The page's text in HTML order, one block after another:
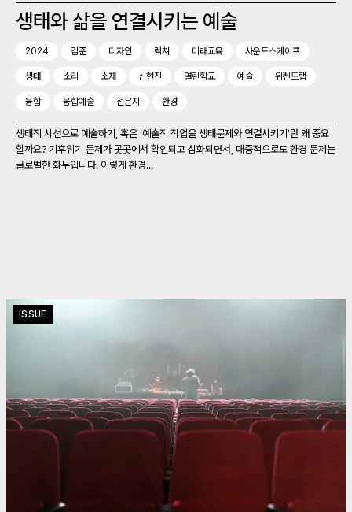
생태와 삶을 연결시키는 예술
2024 김준 디자인 렉쳐 미래교육 사운드스케이프
생태 소리 소재 신현진 열린학교 예술 위켄드랩
융합 융합예술 전은지 환경
생태적 시선으로 예술하기, 혹은 ‘예술적 작업을 생태문제와 연결시키기’란 왜 중요
할까요? 기후위기 문제가 곳곳에서 확인되고 심화되면서, 대중적으로도 환경 문제는
글로벌한 화두입니다. 이렇게 환경...
ISSUE